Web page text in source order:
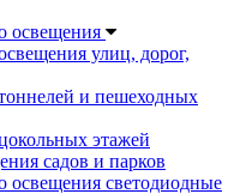
освещения
улиц, дорог,
и пешеходных
этажей
садов и парков
освещения светодиодные